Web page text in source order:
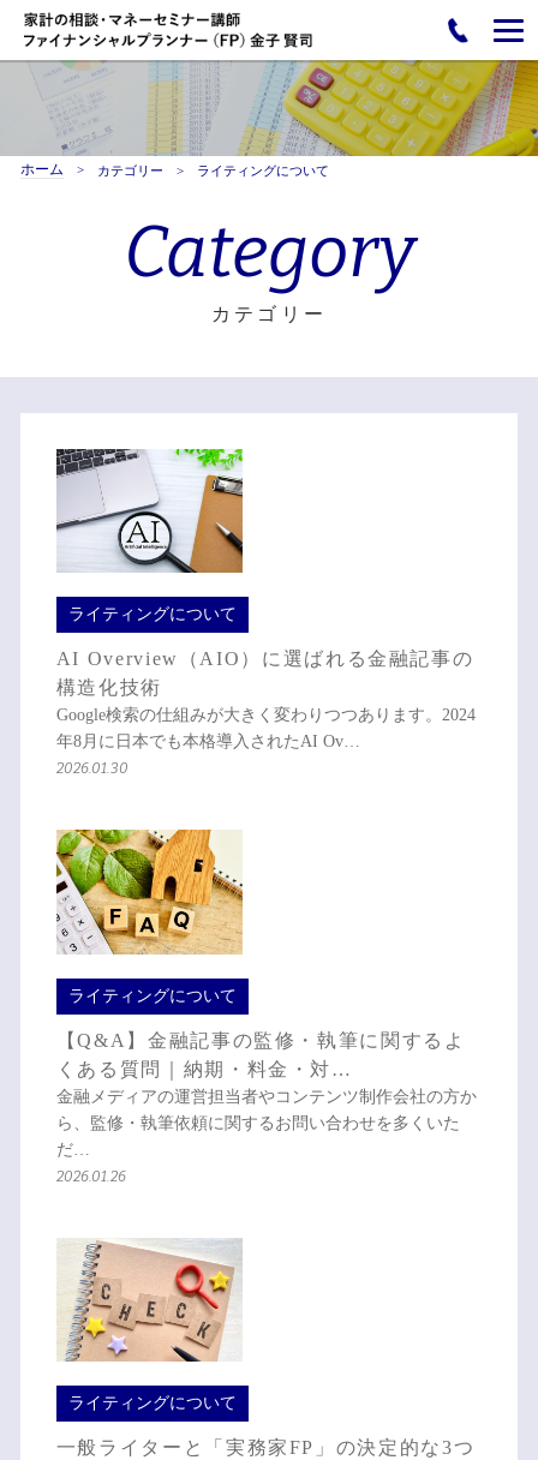
ホーム カテゴリー ライティングについて
Category
カテゴリー
ライティングについて
AI Overview（AIO）に選ばれる金融記事の
構造化技術
Google検索の仕組みが大きく変わりつつあります。2024
年8月に日本でも本格導入されたAI Ov…
2026.01.30
ライティングについて
【Q&A】金融記事の監修・執筆に関するよ
くある質問｜納期・料金・対…
金融メディアの運営担当者やコンテンツ制作会社の方か
ら、監修・執筆依頼に関するお問い合わせを多くいた
だ…
2026.01.26
ライティングについて
一般ライターと「実務家FP」の決定的な3つ